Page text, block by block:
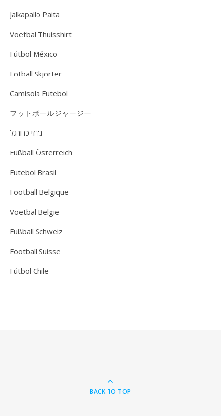
Jalkapallo Paita
Voetbal Thuisshirt
Fútbol México
Fotball Skjorter
Camisola Futebol
フットボールジャージー
ג'רזי כדורגל
Fußball Österreich
Futebol Brasil
Football Belgique
Voetbal België
Fußball Schweiz
Football Suisse
Fútbol Chile
BACK TO TOP